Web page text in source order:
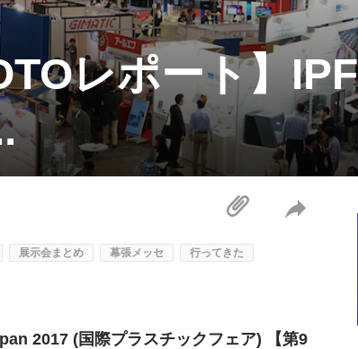
レポート】
展示会まとめ 幕張メッセ
行ってきた
2017 (国際プラスチックフェア) 【第9